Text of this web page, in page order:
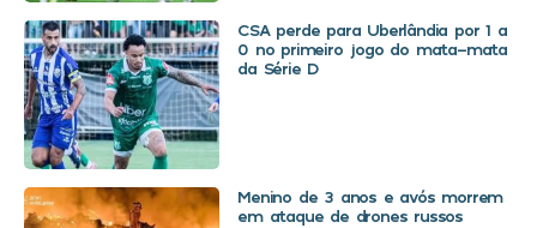
CSA perde para Uberlândia por 1 a
0 no primeiro jogo do mata-mata
da Série D
Menino de 3 anos e avós morrem
em ataque de drones russos